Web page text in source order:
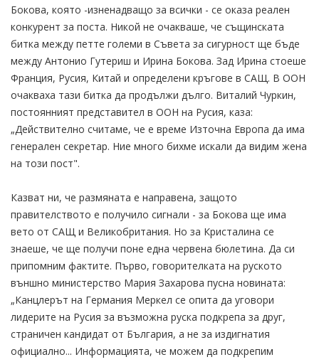
Бокова, която -изненадващо за всички - се оказа реален
конкурент за поста. Никой не очакваше, че същинската
битка между петте големи в Съвета за сигурност ще бъде
между Антонио Гутериш и Ирина Бокова. Зад Ирина стоеше
Франция, Русия, Китай и определени кръгове в САЩ. В ООН
очакваха тази битка да продължи дълго. Виталий Чуркин,
постоянният представител в ООН на Русия, каза:
„Действително считаме, че е време Източна Европа да има
генерален секретар. Ние много бихме искали да видим жена
на този пост".
Казват ни, че размяната е направена, защото
правителството е получило сигнали - за Бокова ще има
вето от САЩ и Великобритания. Но за Кристалина се
знаеше, че ще получи поне една червена бюлетина. Да си
припомним фактите. Първо, говорителката на руското
външно министерство Мария Захарова пусна новината:
„Канцлерът на Германия Меркел се опита да уговори
лидерите на Русия за възможна руска подкрепа за друг,
страничен кандидат от България, а не за издигнатия
официално... Информацията, че можем да подкрепим